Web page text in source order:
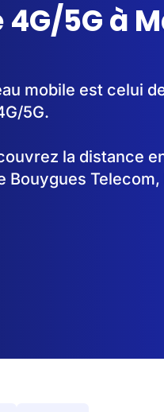
5G à
mobile est celui
5G.
la distance
Bouygues Telecom,